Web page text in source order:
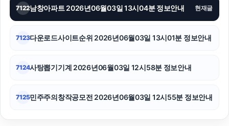
7122남창아파트 2026년06월03일 13시04분 정보안내 현재글
7123다운로드사이트순위 2026년06월03일 13시01분 정보안내
7124사탕뽑기기계 2026년06월03일 12시58분 정보안내
7125민주주의창작공모전 2026년06월03일 12시55분 정보안내